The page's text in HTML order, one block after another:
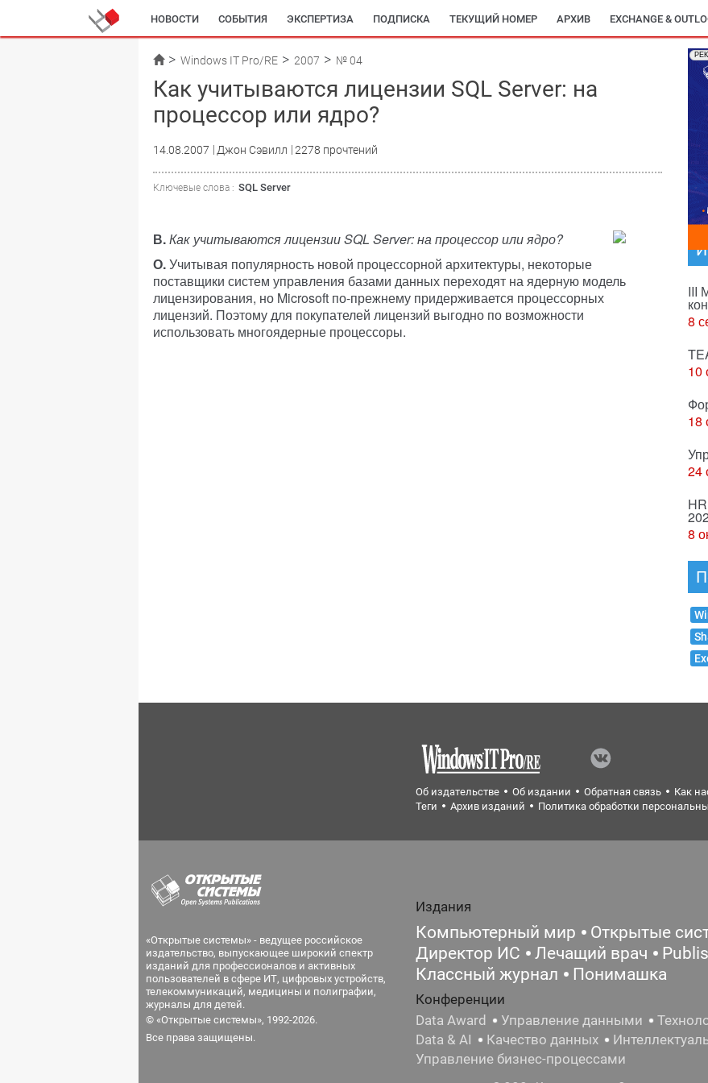
НОВОСТИ СОБЫТИЯ ЭКСПЕРТИЗА ПОДПИСКА ТЕКУЩИЙ НОМЕР АРХИВ EXCHANGE &
Windows IT Pro/RE 2007 № 04
Как учитываются лицензии SQL Server: на
процессор или ядро?
14.08.2007 Джон Сэвилл 2278 прочтений
Ключевые слова : SQL Server
В.Как учитываются лицензии SQL Server: на процессор или ядро?
О.Учитывая популярность новой процессорной архитектуры, некоторые
поставщики систем управления базами данных переходят на ядерную модель
лицензирования, но Microsoft по-прежнему придерживается процессорных
лицензий. Поэтому для покупателей лицензий выгодно по возможности
использовать многоядерные процессоры.
III
8
10
18
24
8
Об издательстве Об издании Обратная связь Как
Теги
Архив изданий Политика обработки
«Открытые системы» - ведущее российское
издательство, выпускающее широкий спектр
изданий для профессионалов и активных
пользователей в сфере ИТ, цифровых устройств,
телекоммуникаций, медицины и полиграфии,
журналы для детей.
© «Открытые системы», 1992-2026.
Все права защищены.
Издания
Компьютерный мир
Открытые
Директор ИС
Лечащий врач
Классный журнал
Понимашка
Конференции
Data Award
Управление данными
Data & AI
Качество данных
Управление бизнес-процессами